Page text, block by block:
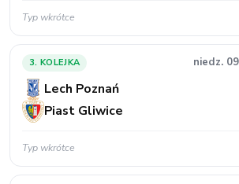
Typ wkrótce
3. KOLEJKA niedz.
Lech Poznań
Piast Gliwice
Typ wkrótce